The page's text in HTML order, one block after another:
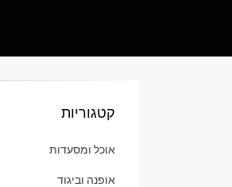
קטגוריות
אוכל ומסעדות
אופנה וביגוד